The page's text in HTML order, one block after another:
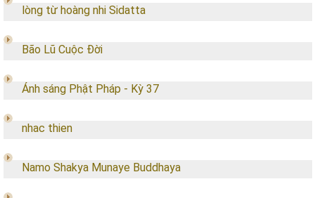
lòng từ hoàng nhi Sidatta
Bão Lũ Cuộc Đời
Ánh sáng Phật Pháp - Kỳ 37
nhac thien
Namo Shakya Munaye Buddhaya